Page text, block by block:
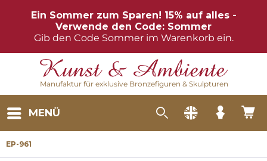
Ein Sommer zum Sparen! 15% auf alles -
Verwende den Code: Sommer
Gib den Code Sommer im Warenkorb ein.
Manufaktur für exklusive Bronzefiguren & Skulpturen
MENÜ
EP-961